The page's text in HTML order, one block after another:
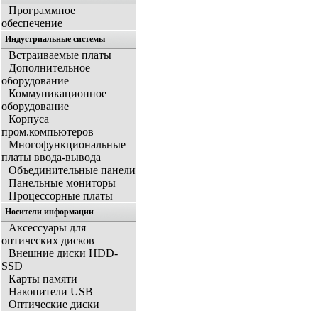
Программное
обеспечение
Индустриальные системы
Встраиваемые платы
Дополнительное
оборудование
Коммуникационное
оборудование
Корпуса
пром.компьютеров
Многофункциональные
платы ввода-вывода
Объединительные панели
Панельные мониторы
Процессорные платы
Носители информации
Аксессуары для
оптических дисков
Внешние диски HDD-
SSD
Карты памяти
Накопители USB
Оптические диски